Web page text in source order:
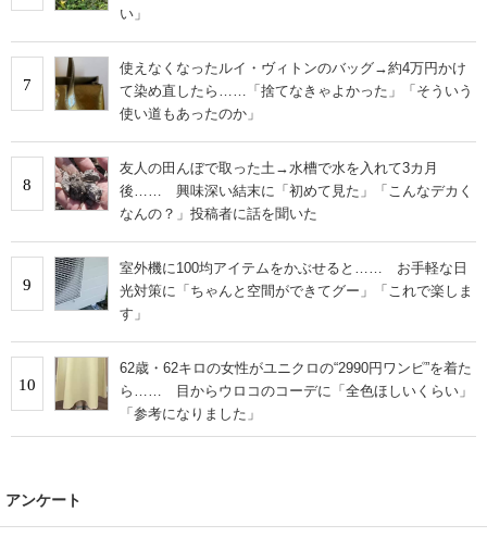
い」
7
使えなくなったルイ・ヴィトンのバッグ→約4万円かけ
て染め直したら……「捨てなきゃよかった」「そういう
使い道もあったのか」
8
友人の田んぼで取った土→水槽で水を入れて3カ月
後…… 興味深い結末に「初めて見た」「こんなデカく
なんの？」投稿者に話を聞いた
9
室外機に100均アイテムをかぶせると…… お手軽な日
光対策に「ちゃんと空間ができてグー」「これで楽しま
す」
10
62歳・62キロの女性がユニクロの“2990円ワンピ”を着た
ら…… 目からウロコのコーデに「全色ほしいくらい」
「参考になりました」
アンケート